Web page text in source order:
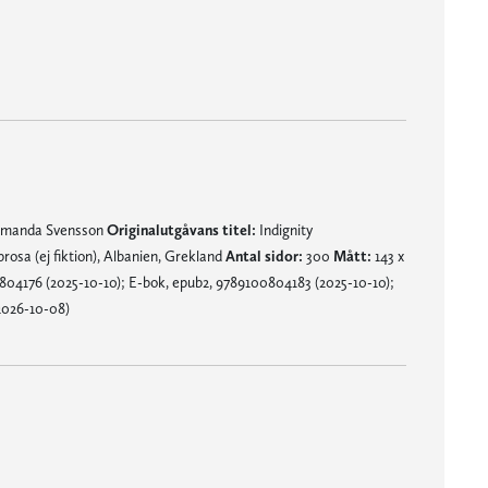
SvenssonOriginalutgåvans titel: Indignity
(ej fiktion), Albanien, GreklandAntal sidor: 300 Mått: 143 x
(2025-10-10); E-bok, epub2, 9789100804183 (2025-10-10);
10-08)